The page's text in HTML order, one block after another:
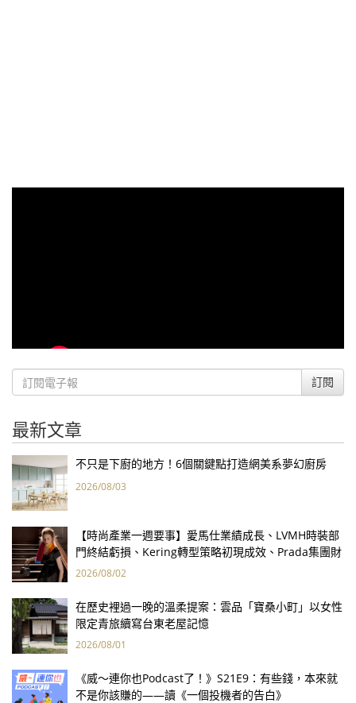
訂閱
最新文章
不只是下廚的地方！6個關鍵點打造網美系夢幻廚房
2026/08/03
【時尚產業一週要事】愛馬仕業績成長、LVMH時裝部
門終結虧損、Kering轉型策略初現成效、Prada集團財
報亮眼
2026/08/02
在歷史裡過一晚的溫柔提案：雲品「寶桑小町」以女性
限定青旅續寫台東老屋記憶
2026/08/01
《威～連你也Podcast了！》S21E9：有些錢，本來就
不是你該賺的——讀《一個投機者的告白》